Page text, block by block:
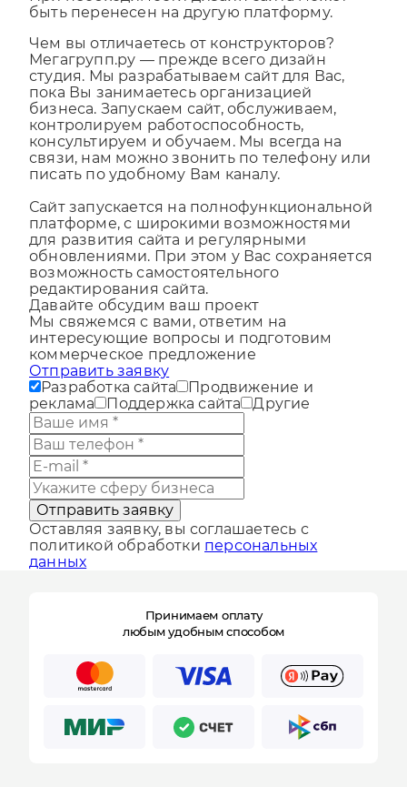
При необходимости дизайн сайта может
Чем вы отличаетесь от конструкторов?
Мегагрупп.ру — прежде всего дизайн
студия. Мы разрабатываем сайт для Вас,
пока Вы занимаетесь организацией
бизнеса. Запускаем сайт, обслуживаем,
контролируем работоспособность,
консультируем и обучаем. Мы всегда на
связи, нам можно звонить по телефону или
Сайт запускается на полнофункциональной
платформе, с широкими возможностями
для развития сайта и регулярными
обновлениями. При этом у Вас сохраняется
возможность самостоятельного
редактирования сайта.
Давайте обсудим ваш проект
Мы свяжемся с вами, ответим на
интересующие вопросы и подготовим
коммерческое предложение
Отправить заявку
Разработка сайта
Продвижение и
реклама
Поддержка сайта
Отправить заявку
Оставляя заявку, вы соглашаетесь с
политикой обработки
Принимаем оплату